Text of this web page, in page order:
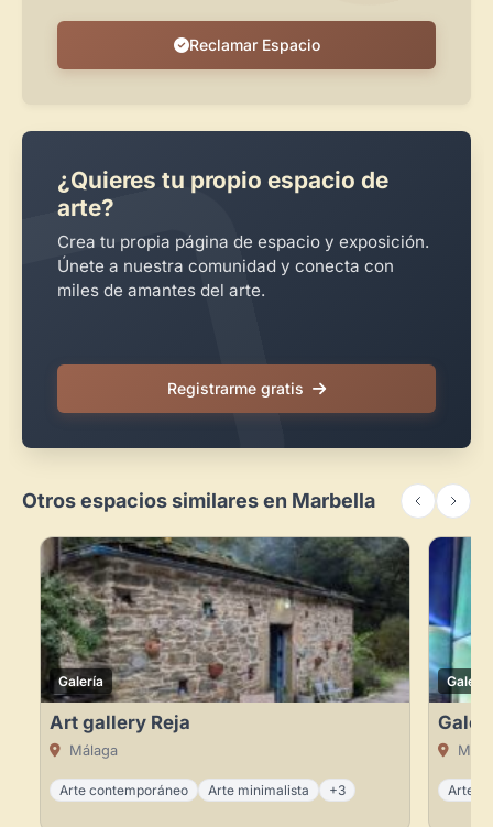
Reclamar Espacio
¿Quieres tu propio espacio de
arte?
Crea tu propia página de espacio y exposición.
Únete a nuestra comunidad y conecta con
miles de amantes del arte.
Registrarme gratis
Otros espacios similares en Marbella
Galería
Art gallery Reja
Málaga
Arte contemporáneo Arte minimalista +3
Galería
Arte
Crear cuenta y abrir mi Panel Explorar obras